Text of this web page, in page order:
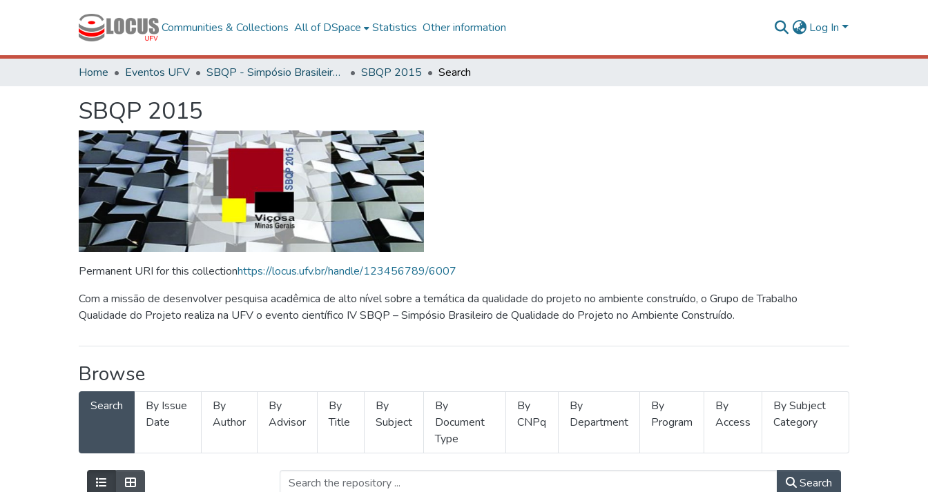
Communities & Collections All of DSpace Statistics Other information Log In
Home Eventos UFV SBQP - Simpósio Brasileiro de Qualidade do Projeto no Ambiente Construído SBQP 2015 Search
SBQP 2015
Permanent URI for this collectionhttps://locus.ufv.br/handle/123456789/6007
Com a missão de desenvolver pesquisa acadêmica de alto nível sobre a temática da qualidade do projeto no ambiente construído, o Grupo de Trabalho
Qualidade do Projeto realiza na UFV o evento científico IV SBQP – Simpósio Brasileiro de Qualidade do Projeto no Ambiente Construído.
Browse
Search
By Issue
Date
By
Author
By
Advisor
By
Title
By
Subject
By
Document
Type
By
CNPq
By
Department
By
Program
By
Access
By Subject
Category
Search